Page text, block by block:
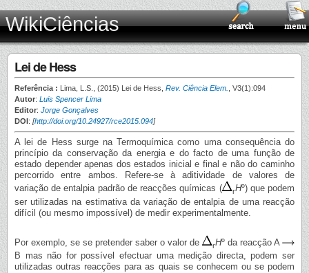
WikiCiências
Lei de Hess
Referência : Lima, L.S., (2015) Lei de Hess, Rev. Ciência Elem.
, V3(1):094
Autor: Luis Spencer Lima
Editor: Jorge Gonçalves
DOI: [http://doi.org/10.24927/rce2015.094]
A lei de Hess surge na Termoquímica como uma consequência do
princípio da conservação da energia e do facto de uma função de
estado depender apenas dos estados inicial e final e não do caminho
percorrido entre ambos. Refere-se à aditividade de valores de
variação de entalpia padrão de reacções químicas (
rHº) que podem
ser utilizadas na estimativa da variação de entalpia de uma reacção
difícil (ou mesmo impossível) de medir experimentalmente.
Por exemplo, se se pretender saber o valor de rHº da reacção A
B mas não for possível efectuar uma medição directa, podem ser
utilizadas outras reacções para as quais se conhecem ou se podem